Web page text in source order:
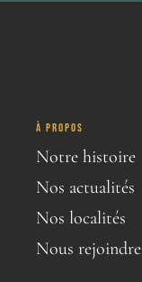
À PROPOS
Notre histoire
Nos actualités
Nos localités
Nous rejoindre